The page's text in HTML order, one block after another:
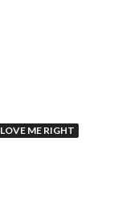
LOVE ME RIGHT